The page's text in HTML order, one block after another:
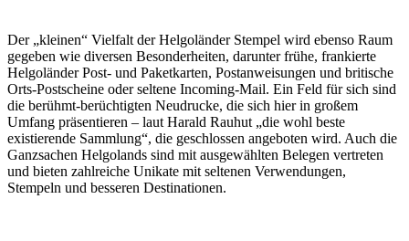
Der „kleinen“ Vielfalt der Helgoländer Stempel wird ebenso Raum
gegeben wie diversen Besonderheiten, darunter frühe, frankierte
Helgoländer Post- und Paketkarten, Postanweisungen und britische
Orts-Postscheine oder seltene Incoming-Mail. Ein Feld für sich sind
die berühmt-berüchtigten Neudrucke, die sich hier in großem
Umfang präsentieren – laut Harald Rauhut „die wohl beste
existierende Sammlung“, die geschlossen angeboten wird. Auch die
Ganzsachen Helgolands sind mit ausgewählten Belegen vertreten
und bieten zahlreiche Unikate mit seltenen Verwendungen,
Stempeln und besseren Destinationen.